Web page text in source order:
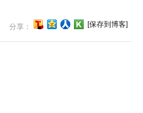
分享： [保存到博客]